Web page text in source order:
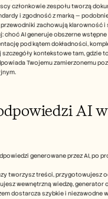
członkowie zespołu tworzą
i zgodność z marką —
zachowują klarowność
choć AI generuje obszerne wstępne
pod kątem dokładności,
kontekstowe tam, gdzie
Twojemu zamierzonemu
AI
generowane przez AI, po
tworzysz treści, przygotowujesz
wewnętrzną wiedzę, generator
dostarcza szybkie i niezawodne